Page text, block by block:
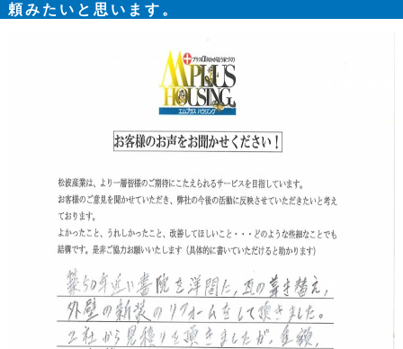
頼みたいと思います。